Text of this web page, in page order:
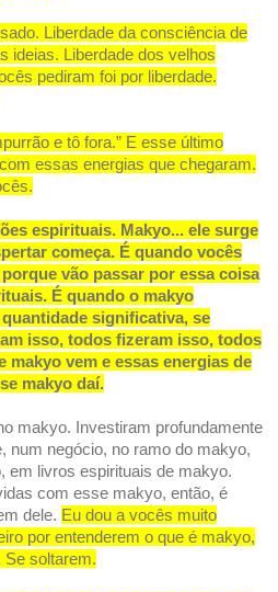
Liberdade da consciência de
ideias. Liberdade dos velhos
pediram foi por liberdade.
e tô fora.” E esse último
essas energias que chegaram.
espirituais. Makyo... ele surge
começa. É quando vocês
vão passar por essa coisa
É quando o makyo
significativa, se
isso, todos fizeram isso, todos
makyo vem e essas energias de
makyo daí.
makyo. Investiram profundamente
num negócio, no ramo do makyo,
em livros espirituais de makyo.
com esse makyo, então, é
dele. Eu dou a vocês muito
por entenderem o que é makyo,
Se soltarem.